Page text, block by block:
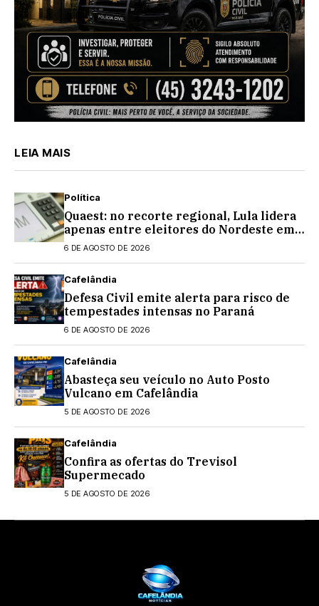
LEIA MAIS
Política
Quaest: no recorte regional, Lula lidera
apenas entre eleitores do Nordeste em
eventual 2º turno contra Flávio
6 DE AGOSTO DE 2026
Cafelândia
Defesa Civil emite alerta para risco de
tempestades intensas no Paraná
6 DE AGOSTO DE 2026
Cafelândia
Abasteça seu veículo no Auto Posto
Vulcano em Cafelândia
5 DE AGOSTO DE 2026
Cafelândia
Confira as ofertas do Trevisol
Supermecado
5 DE AGOSTO DE 2026